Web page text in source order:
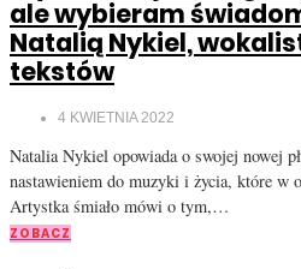
ale wybieram
Natalią Nykiel,
tekstów
4 KWIETNIA 2022
Natalia Nykiel opowiada o swojej nowej
nastawieniem do muzyki i życia, które w
Artystka śmiało mówi o tym,…
ZOBACZ